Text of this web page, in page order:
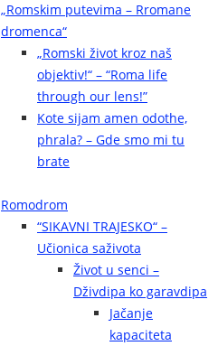
„Romskim putevima – Rromane
dromenca“
„Romski život kroz naš
objektiv!“ – “Roma life
through our lens!”
Kote sijam amen odothe,
phrala? – Gde smo mi tu
brate
Romodrom
“SIKAVNI TRAJESKO“ –
Učionica saživota
Život u senci –
Dživdipa ko garavdipa
Jačanje
kapaciteta